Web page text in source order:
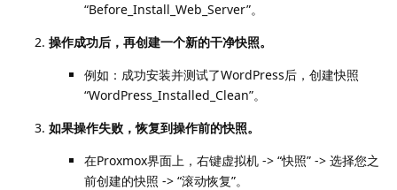
“Before_Install_Web_Server”。
操作成功后，再创建一个新的干净快照。
例如：成功安装并测试了WordPress后，创建快照
“WordPress_Installed_Clean”。
如果操作失败，恢复到操作前的快照。
在Proxmox界面上，右键虚拟机 -> “快照” -> 选择您之
前创建的快照 -> “滚动恢复”。